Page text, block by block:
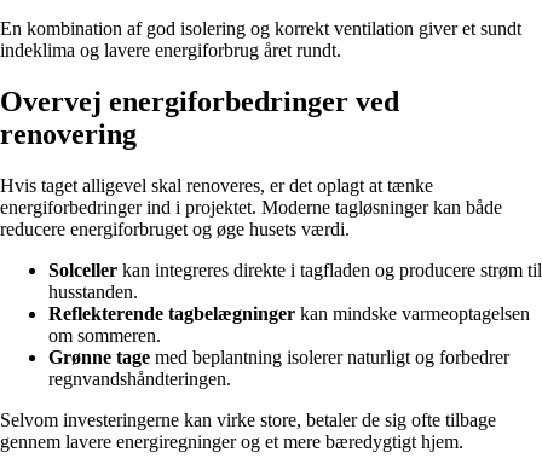
En kombination af god isolering og korrekt ventilation giver et sundt
indeklima og lavere energiforbrug året rundt.
Overvej energiforbedringer ved
renovering
Hvis taget alligevel skal renoveres, er det oplagt at tænke
energiforbedringer ind i projektet. Moderne tagløsninger kan både
reducere energiforbruget og øge husets værdi.
Solceller kan integreres direkte i tagfladen og producere strøm til
husstanden.
Reflekterende tagbelægninger kan mindske varmeoptagelsen
om sommeren.
Grønne tage med beplantning isolerer naturligt og forbedrer
regnvandshåndteringen.
Selvom investeringerne kan virke store, betaler de sig ofte tilbage
gennem lavere energiregninger og et mere bæredygtigt hjem.